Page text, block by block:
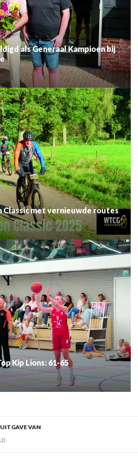
als Generaal Kampioen bij
Vasser Heuvelen Classic met vernieuwde routes
Kip Lions: 61-65
VAN